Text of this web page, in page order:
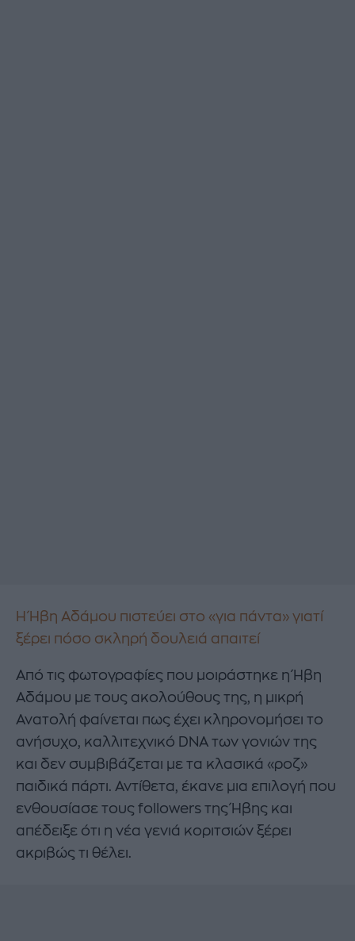
Η Ήβη Αδάμου πιστεύει στο «για πάντα» γιατί
ξέρει πόσο σκληρή δουλειά απαιτεί
Από τις φωτογραφίες που μοιράστηκε η Ήβη
Αδάμου με τους ακολούθους της, η μικρή
Ανατολή φαίνεται πως έχει κληρονομήσει το
ανήσυχο, καλλιτεχνικό DNA των γονιών της
και δεν συμβιβάζεται με τα κλασικά «ροζ»
παιδικά πάρτι. Αντίθετα, έκανε μια επιλογή που
ενθουσίασε τους followers της Ήβης και
απέδειξε ότι η νέα γενιά κοριτσιών ξέρει
ακριβώς τι θέλει.